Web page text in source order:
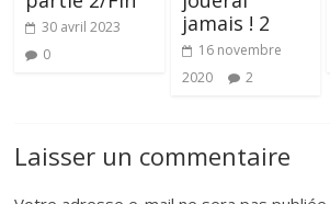
30 avril 2023
0
jamais ! 2
16 novembre
2020
2
Laisser un commentaire